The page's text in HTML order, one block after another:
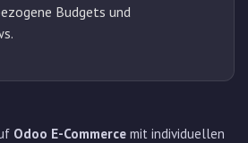
Budgets und
Odoo E-Commercemit individuellen